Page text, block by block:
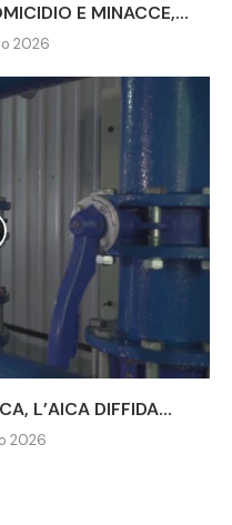
E MINACCE,...
2026
L’AICA DIFFIDA...
2026